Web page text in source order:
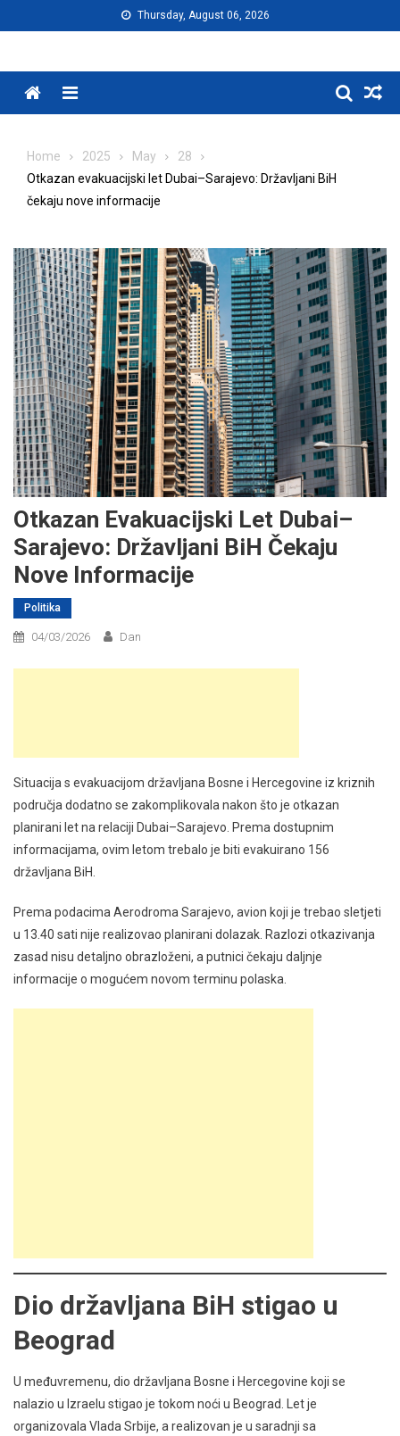
to
Thursday, August 06, 2026
Menu
Home 2025 May
28
Otkazan evakuacijski let Dubai–Sarajevo: Državljani BiH
čekaju nove informacije
Otkazan Evakuacijski Let Dubai–
Sarajevo: Državljani BiH Čekaju
Nove Informacije
Politika
04/03/2026 Dan
Situacija s evakuacijom državljana Bosne i Hercegovine iz kriznih
područja dodatno se zakomplikovala nakon što je otkazan
planirani let na relaciji Dubai–Sarajevo. Prema dostupnim
informacijama, ovim letom trebalo je biti evakuirano 156
državljana BiH.
Prema podacima Aerodroma Sarajevo, avion koji je trebao sletjeti
u 13.40 sati nije realizovao planirani dolazak. Razlozi otkazivanja
zasad nisu detaljno obrazloženi, a putnici čekaju daljnje
informacije o mogućem novom terminu polaska.
Dio državljana BiH stigao u
Beograd
U međuvremenu, dio državljana Bosne i Hercegovine koji se
nalazio u Izraelu stigao je tokom noći u Beograd. Let je
organizovala Vlada Srbije, a realizovan je u saradnji sa